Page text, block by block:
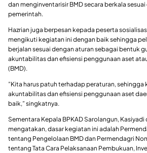
dan menginventarisir BMD secara berkala
pemerintah.
Hazrian juga berpesan kepada peserta
mengikuti kegiatan ini dengan baik sehingga
berjalan sesuai dengan aturan sebagai bentuk
akuntabilitas dan efisiensi penggunaan aset
(BMD).
”Kita harus patuh terhadap peraturan, sehingga
akuntabilitas dan efisiensi penggunaan aset
baik,” singkatnya.
Sementara Kepala BPKAD Sarolangun,
mengatakan, dasar kegiatan ini adalah
tentang Pengelolaan BMD dan Permendagri
tentang Tata Cara Pelaksanaan Pembukuan,